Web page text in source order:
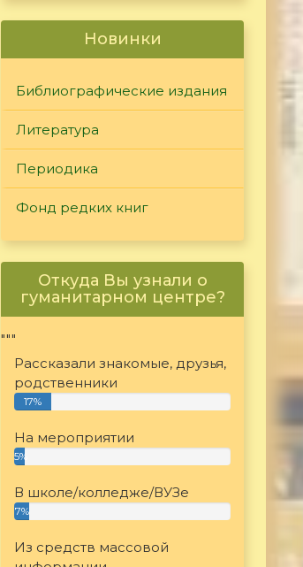
Новинки
Библиографические издания
Литература
Периодика
Фонд редких книг
Откуда Вы узнали о
гуманитарном центре?
"""
Рассказали знакомые, друзья,
родственники
17%
На мероприятии
5%
В школе/колледже/ВУЗе
7%
Из средств массовой